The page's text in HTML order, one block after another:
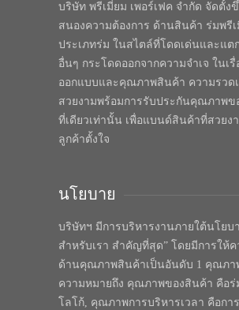
บริษัท พรีเมี่ยม เพอร์เฟค จำกัด จัดตั้ง
สนองความต้องการ ด้านสินค้า ร่มพรีเ
ประเภทร่ม ในสไตล์ที่โดดเด่นและแต
อื่นๆ กระโดดออกจากความจำเจ ในเรื่
ออกแบบและคุณภาพสินค้า ความรวด
สวยงามพร้อมการรับประกันคุณภาพข
ที่เดียวเท่านั้น เพื่อแบนด์สินค้าที่สวยง
ลูกค้าตั้งใจ
นโยบาย
บริษัทฯ มีการบริหารงานภายใต้นโยบ
สำหรับเรา สำคัญที่สุด” โดยมีการให้
ด้านคุณภาพสินค้าเป็นอันดับ 1 คุณภา
ความหมายถึง คุณภาพของสินค้า คือ
โลโก้, คุณภาพการบริหารเวลา คือกา